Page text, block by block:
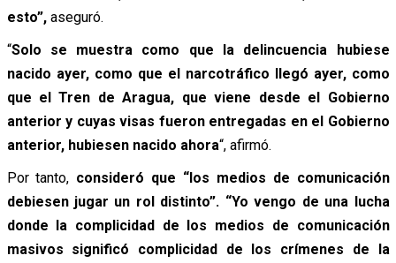
esto”,aseguró.
“Solo se muestra como que la delincuencia hubiese
nacido ayer, como que el narcotráfico llegó ayer, como
que el Tren de Aragua, que viene desde el Gobierno
anterior y cuyas visas fueron entregadas en el Gobierno
anterior, hubiesen nacido ahora“, afirmó.
Por tanto, consideró que “los medios de comunicación
debiesen jugar un rol distinto”. “Yo vengo de una lucha
donde la complicidad de los medios de comunicación
masivos significó complicidad de los crímenes de la